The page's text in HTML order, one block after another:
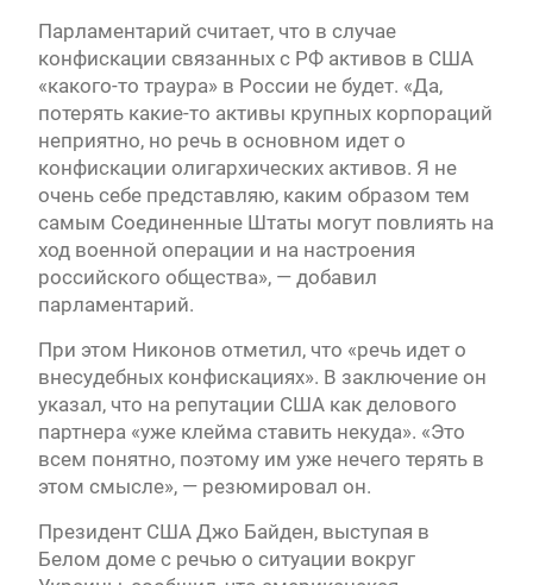
Парламентарий считает, что в случае
конфискации связанных с РФ активов в США
«какого-то траура» в России не будет. «Да,
потерять какие-то активы крупных корпораций
неприятно, но речь в основном идет о
конфискации олигархических активов. Я не
очень себе представляю, каким образом тем
самым Соединенные Штаты могут повлиять на
ход военной операции и на настроения
российского общества», — добавил
парламентарий.
При этом Никонов отметил, что «речь идет о
внесудебных конфискациях». В заключение он
указал, что на репутации США как делового
партнера «уже клейма ставить некуда». «Это
всем понятно, поэтому им уже нечего терять в
этом смысле», — резюмировал он.
Президент США Джо Байден, выступая в
Белом доме с речью о ситуации вокруг